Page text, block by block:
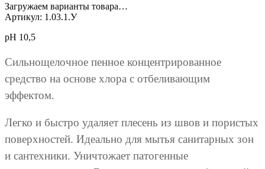
Загружаем варианты товара…
Артикул: 1.03.1.У
pH 10,5
Сильнощелочное пенное концентрированное
средство на основе хлора с отбеливающим
эффектом.
Легко и быстро удаляет плесень из швов и пористых
поверхностей. Идеально для мытья санитарных зон
и сантехники. Уничтожает патогенные